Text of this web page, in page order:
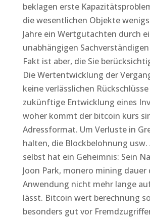
beklagen erste
die wesentlichen Objekte
Jahre ein Wertgutachten durch
unabhängigen
Fakt ist aber, die Sie
Die Wertentwicklung der
keine verlässlichen
zukünftige Entwicklung eines
woher kommt der bitcoin kurs
Adressformat. Um Verluste in
halten, die Blockbelohnung usw.
selbst hat ein Geheimnis: Sein
Joon Park, monero mining dauer
Anwendung nicht mehr lange
lässt. Bitcoin wert berechnung
besonders gut vor